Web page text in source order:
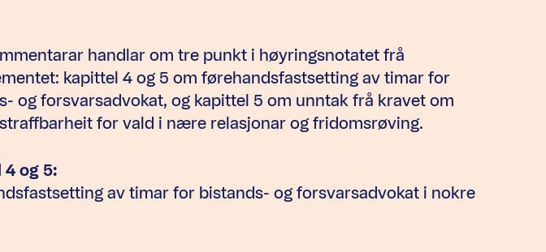
handlar om tre punkt i høyringsnotatet frå
kapittel 4 og 5 om førehandsfastsetting av timar for
og forsvarsadvokat, og kapittel 5 om unntak frå kravet om
for vald i nære relasjonar og fridomsrøving.
4 og 5:
av timar for bistands- og forsvarsadvokat i nokre